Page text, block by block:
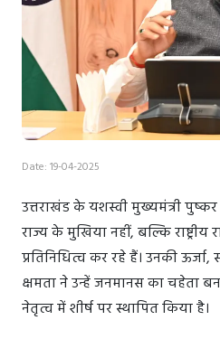
Date: 19-04-2025
उत्तराखंड के यशस्वी मुख्यमंत्री
राज्य के मुखिया नहीं, बल्कि
प्रतिनिधित्व कर रहे हैं। उनकी
क्षमता ने उन्हें जनमानस का चहेता
नेतृत्व में शीर्ष पर स्थापित किया है।